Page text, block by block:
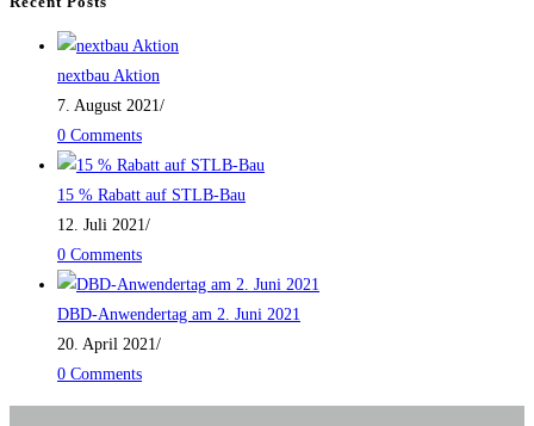
nextbau Aktion
7. August 2021/
0 Comments
15 % Rabatt auf STLB-Bau
12. Juli 2021/
0 Comments
DBD-Anwendertag am 2. Juni 2021
20. April 2021/
0 Comments